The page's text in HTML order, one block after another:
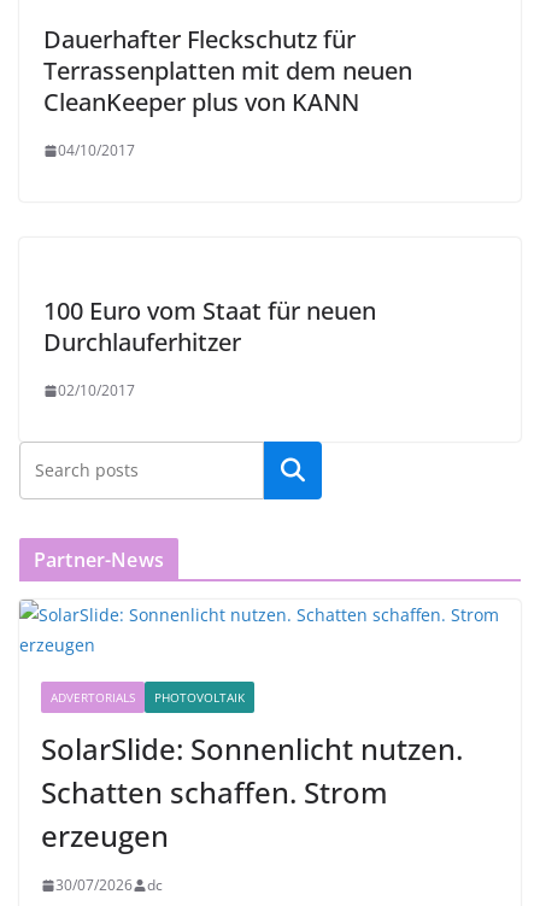
Dauerhafter Fleckschutz für
Terrassenplatten mit dem neuen
CleanKeeper plus von KANN
04/10/2017
100 Euro vom Staat für neuen
Durchlauferhitzer
02/10/2017
Partner-News
ADVERTORIALS PHOTOVOLTAIK
SolarSlide: Sonnenlicht nutzen.
Schatten schaffen. Strom
erzeugen
30/07/2026 dc